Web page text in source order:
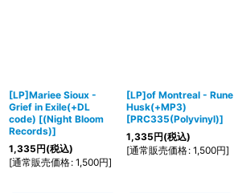
[LP]Mariee Sioux -
Grief in Exile(+DL
code) [(Night Bloom
Records)]
1,335円(税込)
[通常販売価格: 1,500円]
[LP]of Montreal - Rune
Husk(+MP3)
[PRC335(Polyvinyl)]
1,335円(税込)
[通常販売価格: 1,500円]